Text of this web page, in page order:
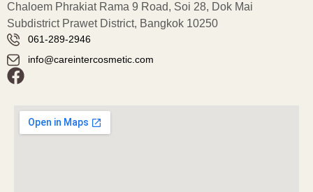
Chaloem Phrakiat Rama 9 Road, Soi 28, Dok Mai
Subdistrict Prawet District, Bangkok 10250
061-289-2946
info@careintercosmetic.com